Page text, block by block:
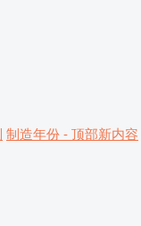
制造年份 - 顶部新内容